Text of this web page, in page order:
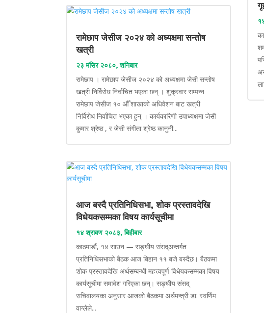
रामेछाप जेसीज २०२४ को अध्यक्षमा सन्तोष
खत्री
२३ मंसिर २०८०, शनिबार
रामेछाप । रामेछाप जेसीज २०२४ को अध्यक्षमा जेसी सन्तोष
खत्री निर्विरोध निर्वाचित भएका छन् । शुक्रवार सम्पन्न
रामेछाप जेसीज १० औँ शाखाको अधिवेशन बाट खत्री
निर्विरोध निर्वाचित भएका हुन् । कार्यकारिणी उपाध्यक्षमा जेसी
कुमार श्रेष्ठ , र जेसी संगीता श्रेष्ठ कानुनी...
आज बस्दै प्रतिनिधिसभा, शोक प्रस्तावदेखि
विधेयकसम्मका विषय कार्यसूचीमा
१४ श्रावण २०८३, बिहीबार
काठमाडौं, १४ साउन — सङ्घीय संसद्अन्तर्गत
प्रतिनिधिसभाको बैठक आज बिहान ११ बजे बस्दैछ। बैठकमा
शोक प्रस्तावदेखि अर्थसम्बन्धी महत्त्वपूर्ण विधेयकसम्मका विषय
कार्यसूचीमा समावेश गरिएका छन्। सङ्घीय संसद्
सचिवालयका अनुसार आजको बैठकमा अर्थमन्त्री डा. स्वर्णिम
वाग्लेले...